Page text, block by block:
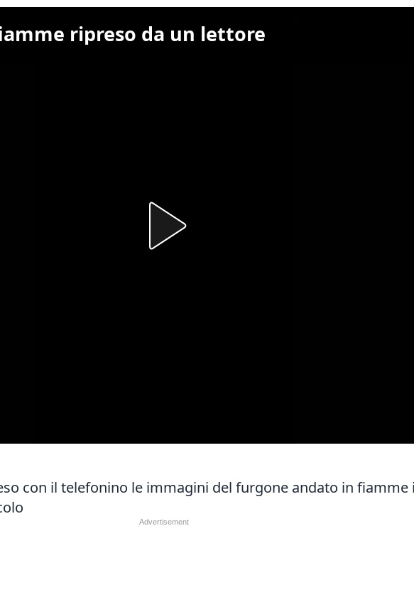
ripreso da un lettore
con il telefonino le immagini del furgone andato in fiamme